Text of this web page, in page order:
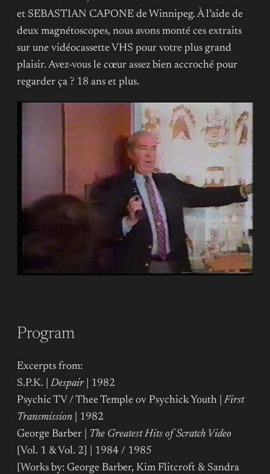
et SEBASTIAN CAPONE de Winnipeg. À l’aide de
deux magnétoscopes, nous avons monté ces extraits
sur une vidéocassette VHS pour votre plus grand
plaisir. Avez-vous le cœur assez bien accroché pour
regarder ça ? 18 ans et plus.
Program
Excerpts from:
S.P.K. | Despair| 1982
Psychic TV / Thee Temple ov Psychick Youth | First
Transmission | 1982
George Barber |
The Greatest Hits of Scratch Video
[Vol. 1 & Vol. 2] | 1984 / 1985
[Works by: George Barber, Kim Flitcroft & Sandra